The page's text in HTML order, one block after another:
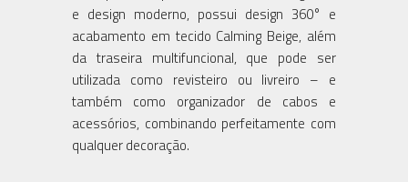
e design moderno, possui design 360° e
acabamento em tecido Calming Beige, além
da traseira multifuncional, que pode ser
utilizada como revisteiro ou livreiro – e
também como organizador de cabos e
acessórios, combinando perfeitamente com
qualquer decoração.